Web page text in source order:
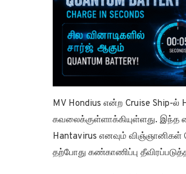
MV Hondius என்ற Cruise Ship-
கவலைக்குள்ளாக்கியுள்ளது. இந்த
Hantavirus எனவும் விஞ்ஞானிகள்
தற்போது கண்காணிப்பு